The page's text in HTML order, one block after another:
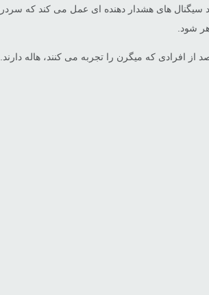
سیگنال های هشدار دهنده ای عمل می کند که
شود.
می تواند از ۱۰ تا ۶۰ دقیقه طول بکشد. حدود ۱۵ تا ۲۰ درصد از